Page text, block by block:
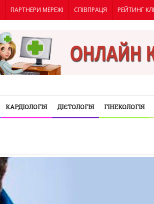
ПАРТНЕРИ МЕРЕЖІ СПІВПРАЦЯ РЕЙТИНГ
КАРДІОЛОГІЯ ДІЄТОЛОГІЯ ГІНЕКОЛОГІЯ